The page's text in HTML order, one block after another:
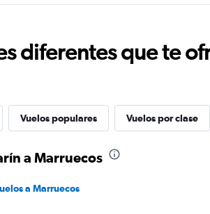
diferentes que te
Vuelos populares Vuelos por clase
a Marruecos
a Marruecos